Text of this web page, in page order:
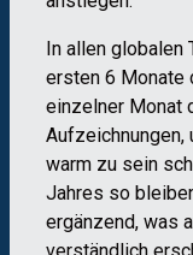
In allen globalen
ersten 6 Monate
einzelner Monat
warm zu sein
Jahres so
ergänzend, was